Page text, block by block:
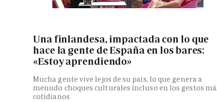
Una finlandesa, impactada con lo que
hace la gente de España en los bares:
«Estoy aprendiendo»
Mucha gente vive lejos de su país, lo que genera a
menudo choques culturales incluso en los gestos
cotidianos